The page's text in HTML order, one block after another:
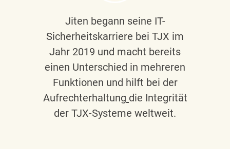
Jiten begann seine IT-
Sicherheitskarriere bei TJX im
Jahr 2019 und macht bereits
einen Unterschied in mehreren
Funktionen und hilft bei der
Aufrechterhaltung die Integrität
der TJX-Systeme weltweit.